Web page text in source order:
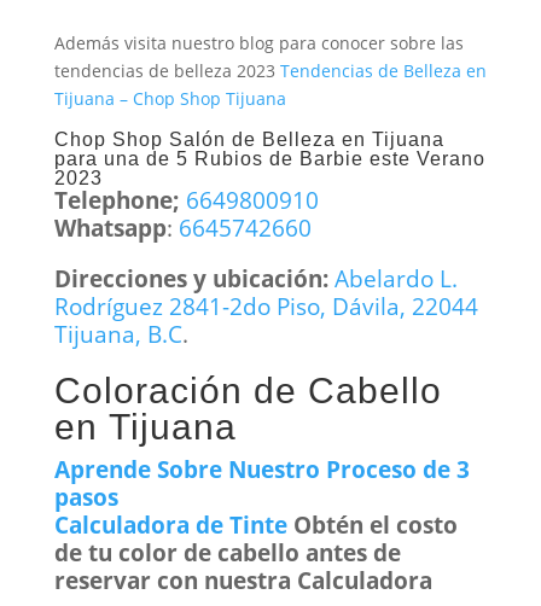
Además visita nuestro blog para conocer sobre las
tendencias de belleza 2023 Tendencias de Belleza en
Tijuana – Chop Shop Tijuana
Chop Shop Salón de Belleza en Tijuana
para una de 5 Rubios de Barbie este Verano
2023
Telephone; 6649800910
Whatsapp: 6645742660
Direcciones y ubicación: Abelardo L.
Rodríguez 2841-2do Piso, Dávila, 22044
Tijuana, B.C.
Coloración de Cabello
en Tijuana
Aprende Sobre Nuestro Proceso de 3
pasos
Calculadora de Tinte Obtén el costo
de tu color de cabello antes de
reservar con nuestra Calculadora